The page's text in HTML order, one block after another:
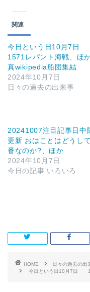
関連
今日という日10月7日
1571レパント海戦、ほ
真wikipedia船団集結
2024年10月7日
日々の過去の出来事
20241007注目記事日中
更新 おはことはどうし
番なのか?、ほか
2024年10月7日
今日の記事 いろいろ
HOME
日々の過去の出
今日という日10月7日